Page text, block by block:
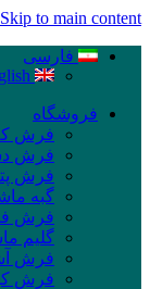
Skip to main content
فارسی
فروشگاه
فرش
فرش
فرش
گبه
فرش
گلیم
فرش
فرش